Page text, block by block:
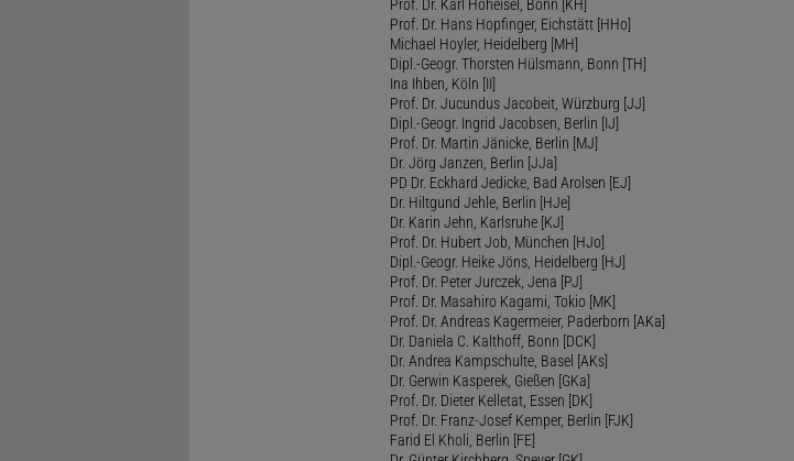
Prof. Dr. Karl Hoheisel, Bonn [KH]
Prof. Dr. Hans Hopfinger, Eichstätt [HHo]
Michael Hoyler, Heidelberg [MH]
Dipl.-Geogr. Thorsten Hülsmann, Bonn [TH]
Ina Ihben, Köln [II]
Prof. Dr. Jucundus Jacobeit, Würzburg [JJ]
Dipl.-Geogr. Ingrid Jacobsen, Berlin [IJ]
Prof. Dr. Martin Jänicke, Berlin [MJ]
Dr. Jörg Janzen, Berlin [JJa]
PD Dr. Eckhard Jedicke, Bad Arolsen [EJ]
Dr. Hiltgund Jehle, Berlin [HJe]
Dr. Karin Jehn, Karlsruhe [KJ]
Prof. Dr. Hubert Job, München [HJo]
Dipl.-Geogr. Heike Jöns, Heidelberg [HJ]
Prof. Dr. Peter Jurczek, Jena [PJ]
Prof. Dr. Masahiro Kagami, Tokio [MK]
Prof. Dr. Andreas Kagermeier, Paderborn [AKa]
Dr. Daniela C. Kalthoff, Bonn [DCK]
Dr. Andrea Kampschulte, Basel [AKs]
Dr. Gerwin Kasperek, Gießen [GKa]
Prof. Dr. Dieter Kelletat, Essen [DK]
Prof. Dr. Franz-Josef Kemper, Berlin [FJK]
Farid El Kholi, Berlin [FE]